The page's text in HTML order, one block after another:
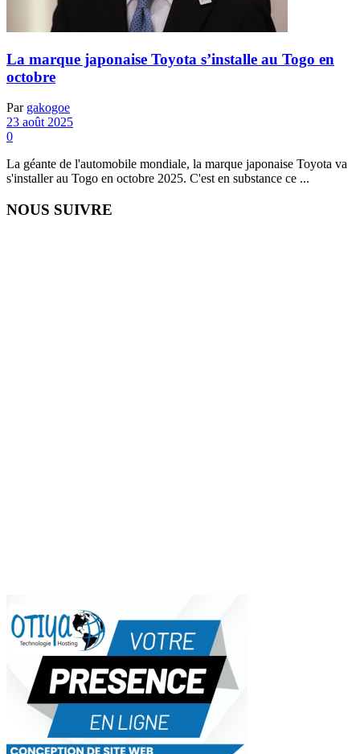
La marque japonaise Toyota s’installe au Togo en
octobre
Par gakogoe
23 août 2025
0
La géante de l'automobile mondiale, la marque japonaise Toyota va
s'installer au Togo en octobre 2025. C'est en substance ce ...
NOUS SUIVRE